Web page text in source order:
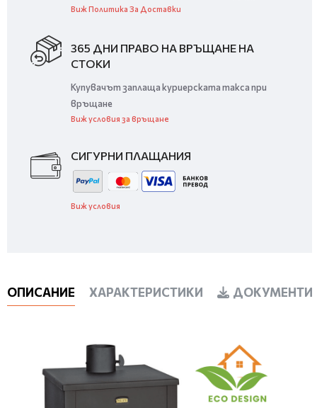
Виж Политика За Доставки
365 ДНИ ПРАВО НА ВРЪЩАНЕ НА
СТОКИ
Купувачът заплаща куриерската такса при
връщане
Виж условия за връщане
СИГУРНИ ПЛАЩАНИЯ
Виж условия
ОПИСАНИЕ ХАРАКТЕРИСТИКИ ДОКУМЕНТИ